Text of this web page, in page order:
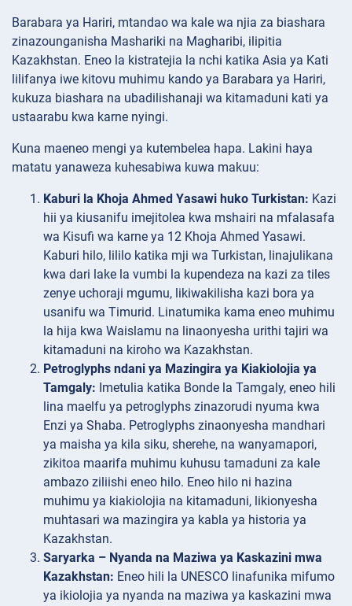
Barabara ya Hariri, mtandao wa kale wa njia za biashara
zinazounganisha Mashariki na Magharibi, ilipitia
Kazakhstan. Eneo la kistratejia la nchi katika Asia ya Kati
lilifanya iwe kitovu muhimu kando ya Barabara ya Hariri,
kukuza biashara na ubadilishanaji wa kitamaduni kati ya
ustaarabu kwa karne nyingi.
Kuna maeneo mengi ya kutembelea hapa. Lakini haya
matatu yanaweza kuhesabiwa kuwa makuu:
Kaburi la Khoja Ahmed Yasawi huko Turkistan: Kazi
hii ya kiusanifu imejitolea kwa mshairi na mfalasafa
wa Kisufi wa karne ya 12 Khoja Ahmed Yasawi.
Kaburi hilo, lililo katika mji wa Turkistan, linajulikana
kwa dari lake la vumbi la kupendeza na kazi za tiles
zenye uchoraji mgumu, likiwakilisha kazi bora ya
usanifu wa Timurid. Linatumika kama eneo muhimu
la hija kwa Waislamu na linaonyesha urithi tajiri wa
kitamaduni na kiroho wa Kazakhstan.
Petroglyphs ndani ya Mazingira ya Kiakiolojia ya
Tamgaly: Imetulia katika Bonde la Tamgaly, eneo hili
lina maelfu ya petroglyphs zinazorudi nyuma kwa
Enzi ya Shaba. Petroglyphs zinaonyesha mandhari
ya maisha ya kila siku, sherehe, na wanyamapori,
zikitoa maarifa muhimu kuhusu tamaduni za kale
ambazo ziliishi eneo hilo. Eneo hilo ni hazina
muhimu ya kiakiolojia na kitamaduni, likionyesha
muhtasari wa mazingira ya kabla ya historia ya
Kazakhstan.
Saryarka – Nyanda na Maziwa ya Kaskazini mwa
Kazakhstan: Eneo hili la UNESCO linafunika mifumo
ya ikiolojia ya nyanda na maziwa ya kaskazini mwa